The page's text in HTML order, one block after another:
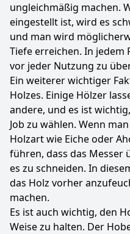
ungleichmäßig machen.
eingestellt ist, wird es
und man wird
Tiefe erreichen. In jedem
vor jeder Nutzung zu
Ein weiterer wichtiger
Holzes. Einige Hölzer
andere, und es ist
Job zu wählen. Wenn
Holzart wie Eiche oder
führen, dass das Messer
es zu schneiden. In
das Holz vorher
machen.
Es ist auch wichtig, den
Weise zu halten. Der